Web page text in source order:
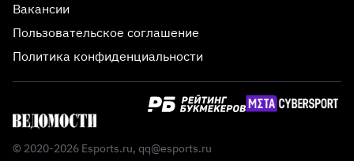
Вакансии
Пользовательское соглашение
Политика конфиденциальности
© 2020-2026 Esports.ru, qq@esports.ru